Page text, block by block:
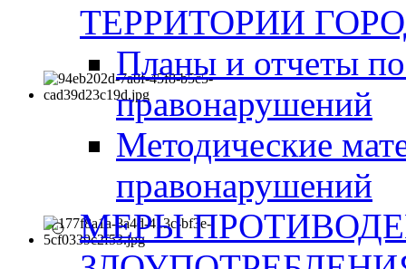
ТЕРРИТОРИИ
Планы и отчеты
правонарушений
Методические
правонарушений
МЕРЫ